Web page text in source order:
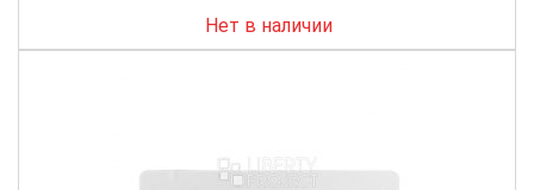
Нет в наличии